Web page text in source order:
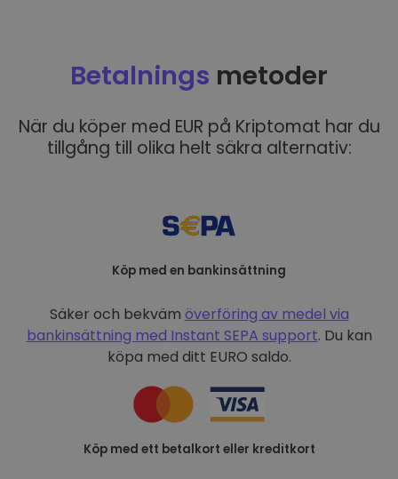
Betalnings metoder
När du köper med EUR på Kriptomat har du
tillgång till olika helt säkra alternativ:
Köp med en bankinsättning
Säker och bekväm överföring av medel via
bankinsättning med Instant SEPA support. Du kan
köpa med ditt EURO saldo.
Köp med ett betalkort eller kreditkort